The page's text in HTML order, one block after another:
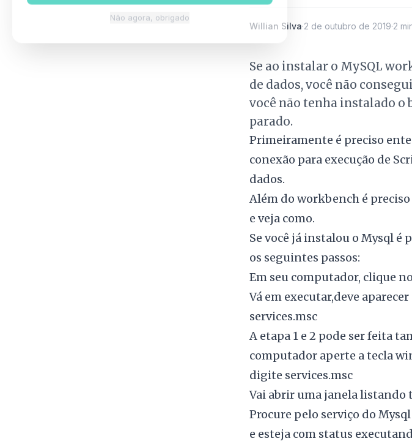
Willian Silva·2 de outubro de 2019·2
Se ao instalar o MySQL
de dados, você não
você não tenha instalado o
parado.
Primeiramente é preciso
conexão para execução de
dados.
Além do workbench é
e veja como.
Se você já instalou o Mysql é
os seguintes passos:
Em seu computador, clique
Vá em executar,deve
services.msc
A etapa 1 e 2 pode ser feita
computador aperte a tecla
digite services.msc
Vai abrir uma janela listando
Procure pelo serviço do
e esteja com status
Não agora, obrigado